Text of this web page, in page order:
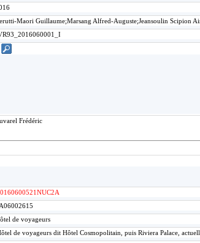
Maori Guillaume;Marsang Alfred-Auguste;Jeansoulin Scipion
Frédéric
de voyageurs
de voyageurs dit Hôtel Cosmopolitain, puis Riviera Palace,